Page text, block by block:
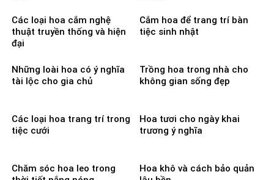
Các loại hoa cắm nghệ
thuật truyền thống và hiện
đại
Cắm hoa để trang trí bàn
tiệc sinh nhật
Những loài hoa có ý nghĩa
tài lộc cho gia chủ
Trồng hoa trong nhà cho
không gian sống đẹp
Các loại hoa trang trí trong
tiệc cưới
Hoa tươi cho ngày khai
trương ý nghĩa
Chăm sóc hoa leo trong
Hoa khô và cách bảo quản